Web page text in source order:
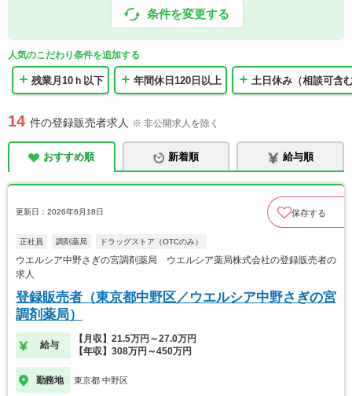
条件を変更する
人気のこだわり条件を追加する
残業月10ｈ以下 年間休日120日以上 土日休み（相談可含
14 件の登録販売者求人 ※ 非公開求人を除く
おすすめ順 新着順 給与順
更新日：2026年6月18日 保存する
正社員 調剤薬局 ドラッグストア（OTCのみ）
ウエルシア中野さぎの宮調剤薬局 ウエルシア薬局株式会社の登録販売者の
求人
登録販売者（東京都中野区／ウエルシア中野さぎの宮
調剤薬局）
給与
【月収】21.5万円～27.0万円
【年収】308万円～450万円
勤務地 東京都 中野区